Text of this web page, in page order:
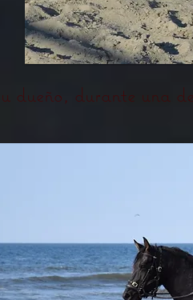
dueño, durante una